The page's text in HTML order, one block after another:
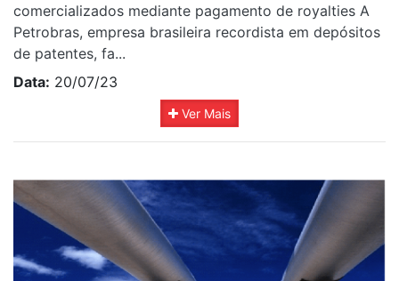
comercializados mediante pagamento de royalties A
Petrobras, empresa brasileira recordista em depósitos
de patentes, fa...
Data: 20/07/23
Ver Mais